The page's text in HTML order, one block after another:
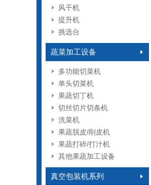
风干机
提升机
挑选台
蔬菜加工设备
多功能切菜机
单头切菜机
果蔬切丁机
切丝切片切条机
洗菜机
果蔬脱皮/削皮机
果蔬打碎/打汁机
其他果蔬加工设备
真空包装机系列